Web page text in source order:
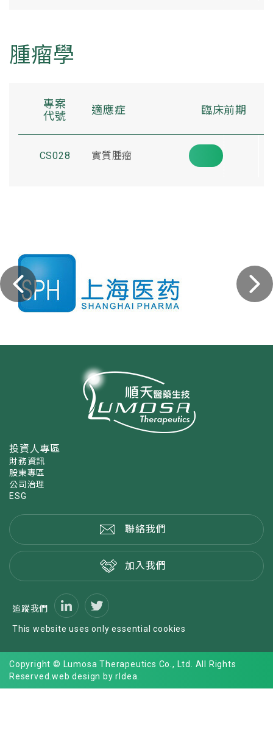
腫瘤學
專案
代號
適應症 臨床前期
CS028 實質腫瘤
投資人專區
財務資訊
股東專區
公司治理
ESG
聯絡我們
加入我們
追蹤我們
This website uses only essential cookies
Copyright © Lumosa Therapeutics Co., Ltd. All Rights
Reserved.web design by rIdea